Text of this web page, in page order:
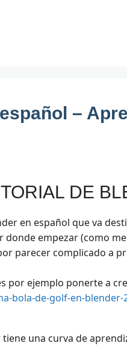
–
DE
en español que va
empezar (como
parecer complicado a
por ejemplo ponerte a
bola-de-golf-en-blender-
una curva de